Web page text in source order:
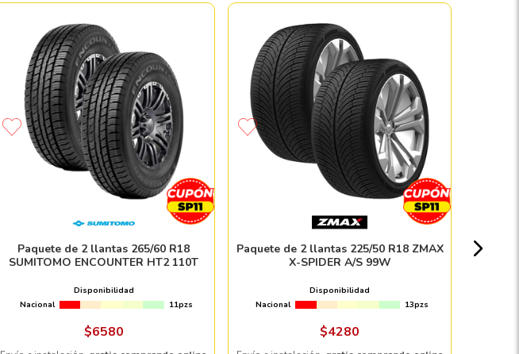
Paquete de 2 llantas 265/60 R18
SUMITOMO ENCOUNTER HT2 110T
Disponibilidad
Nacional
11pzs
$6580
Paquete de 2 llantas 225/50 R18 ZMAX
X-SPIDER A/S 99W
Disponibilidad
Nacional
13pzs
$4280